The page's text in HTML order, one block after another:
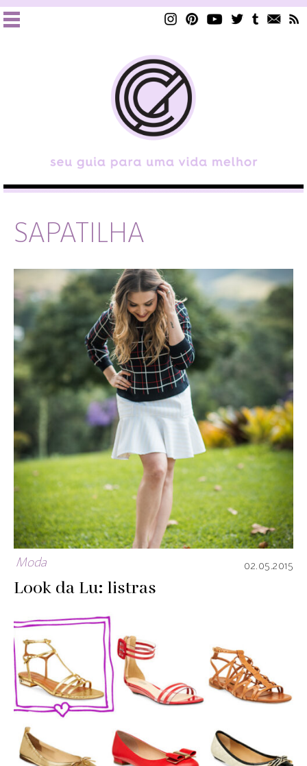
SAPATILHA
Moda 02.05.2015
Look da Lu: listras